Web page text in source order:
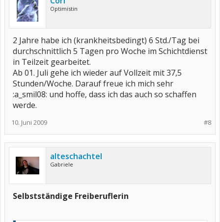
Optimistin
2 Jahre habe ich (krankheitsbedingt) 6 Std./Tag bei
durchschnittlich 5 Tagen pro Woche im Schichtdienst
in Teilzeit gearbeitet.
Ab 01. Juli gehe ich wieder auf Vollzeit mit 37,5
Stunden/Woche. Darauf freue ich mich sehr
:a_smil08: und hoffe, dass ich das auch so schaffen
werde.
#8
10. Juni 2009
alteschachtel
Gabriele
Selbstständige Freiberuflerin